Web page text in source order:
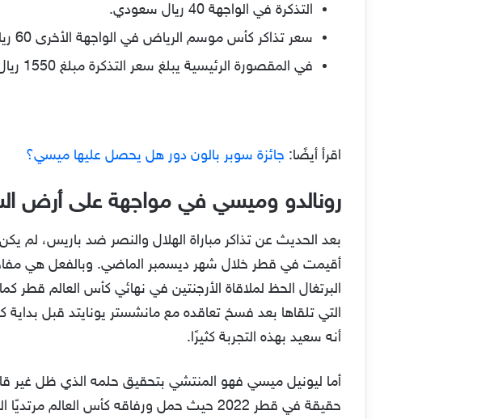
التذكرة في الواجهة 40 ريال سعودي.
سعر تذاكر كأس موسم الرياض في الواجهة الأخرى 60 ريال سعودي.
في المقصورة الرئيسية يبلغ سعر التذكرة مبلغ 1550 ريال سعودي.
اقرأ أيضًا: جائزة سوبر بالون دور هل يحصل عليها ميسي؟
رونالدو وميسي في مواجهة على أرض
بعد الحديث عن تذاكر مباراة الهلال والنصر ضد باريس، لم
أقيمت في قطر خلال شهر ديسمبر الماضي. وبالفعل هي
البرتغال الحظ لملاقاة الأرجنتين في نهائي كأس العالم قطر
التي تلقاها بعد فسخ تعاقده مع مانشستر يونايتد قبل
أنه سعيد بهذه التجربة كثيرًا.
حقيقة في قطر 2022 حيث حمل ورفاقه كأس